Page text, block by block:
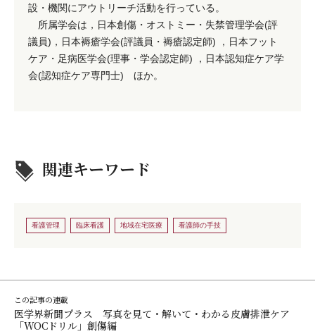
設・機関にアウトリーチ活動を行っている。
所属学会は，日本創傷・オストミー・失禁管理学会(評
議員)，日本褥瘡学会(評議員・褥瘡認定師) ，日本フット
ケア・足病医学会(理事・学会認定師) ，日本認知症ケア学
会(認知症ケア専門士) ほか。
関連キーワード
看護管理 臨床看護 地域在宅医療 看護師の手技
この記事の連載
医学界新聞プラス 写真を見て・解いて・わかる皮膚排泄ケア
「WOCドリル」創傷編